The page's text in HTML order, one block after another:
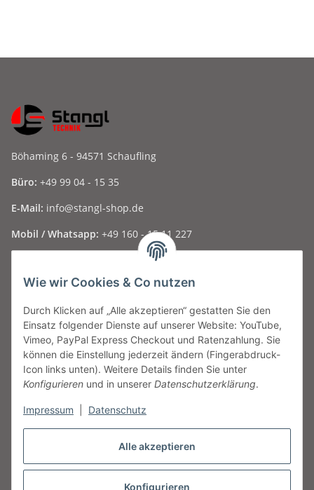
Alle akzeptieren
Konfigurieren
Wie wir Cookies & Co nutzen
Durch Klicken auf „Alle akzeptieren“ gestatten Sie den
Einsatz folgender Dienste auf unserer Website: YouTube,
Vimeo, PayPal Express Checkout und Ratenzahlung. Sie
können die Einstellung jederzeit ändern (Fingerabdruck-
Icon links unten). Weitere Details finden Sie unter
Konfigurieren und in unserer Datenschutzerklärung.
Impressum Datenschutz
Böhaming 6 - 94571 Schaufling
Büro: +49 99 04 - 15 35
E-Mail: info@stangl-shop.de
Mobil / Whatsapp: +49 160 - 15 11 227
Informationen
Gesetzliche Informationen
Geschäftszeiten
Montagnur nach Vereinbarung
Dienstag - Freitag 09:30 - 17:00 Uhr
09:00 - 13:00 Uhr und nach telefonischer
Vereinbarung